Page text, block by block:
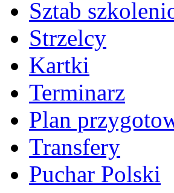
Sztab
Strzelcy
Kartki
Terminarz
Plan
Transfery
Puchar Polski